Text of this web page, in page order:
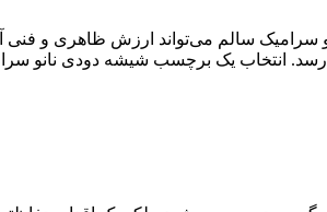
سالم می‌تواند ارزش ظاهری و فنی
انتخاب یک برچسب شیشه دودی نانو